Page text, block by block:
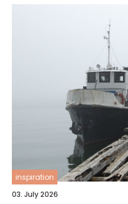
inspiration
03. July 2026